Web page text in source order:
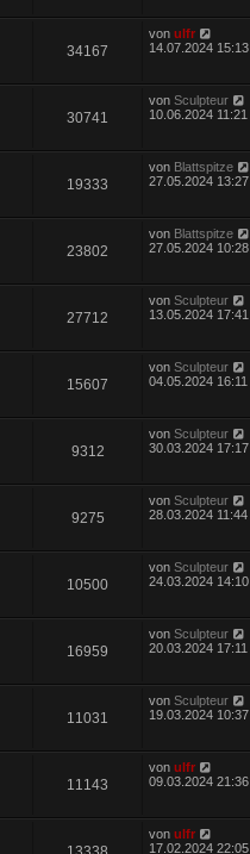
34167
von ulfr
14.07.2024 15:13
30741
von Sculpteur
10.06.2024 11:21
19333
von Blattspitze
27.05.2024 13:27
23802
von Blattspitze
27.05.2024 10:28
27712
von Sculpteur
13.05.2024 17:41
15607
von Sculpteur
04.05.2024 16:11
9312
von Sculpteur
30.03.2024 17:17
9275
von Sculpteur
28.03.2024 11:44
10500
von Sculpteur
24.03.2024 14:10
16959
von Sculpteur
20.03.2024 17:11
11031
von Sculpteur
19.03.2024 10:37
11143
von ulfr
09.03.2024 21:36
von ulfr
17.02.2024 22:05